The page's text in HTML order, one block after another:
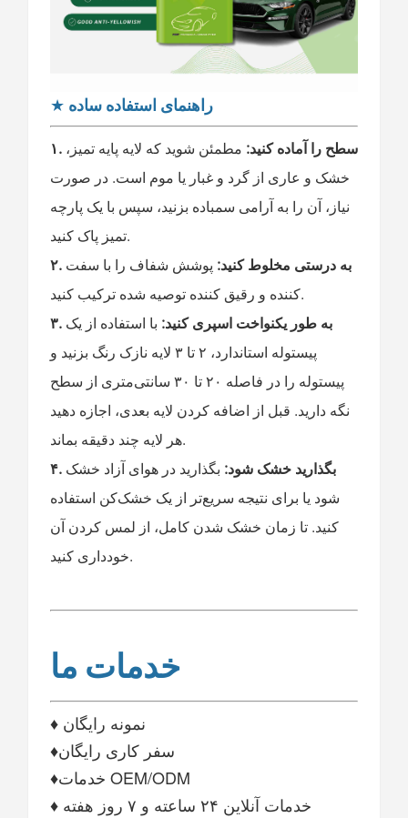
★ راهنمای استفاده ساده
۱. سطح را آماده کنید: مطمئن شوید که لایه پایه تمیز،
خشک و عاری از گرد و غبار یا موم است. در صورت
نیاز، آن را به آرامی سمباده بزنید، سپس با یک پارچه
تمیز پاک کنید.
۲. به درستی مخلوط کنید: پوشش شفاف را با سفت
کننده و رقیق کننده توصیه شده ترکیب کنید.
۳. به طور یکنواخت اسپری کنید: با استفاده از یک
پیستوله استاندارد، ۲ تا ۳ لایه نازک رنگ بزنید و
پیستوله را در فاصله ۲۰ تا ۳۰ سانتی‌متری از سطح
نگه دارید. قبل از اضافه کردن لایه بعدی، اجازه دهید
هر لایه چند دقیقه بماند.
۴. بگذارید خشک شود: بگذارید در هوای آزاد خشک
شود یا برای نتیجه سریع‌تر از یک خشک‌کن استفاده
کنید. تا زمان خشک شدن کامل، از لمس کردن آن
خودداری کنید.
خدمات ما
♦ نمونه رایگان
♦سفر کاری رایگان
♦خدمات OEM/ODM
♦ خدمات آنلاین ۲۴ ساعته و ۷ روز هفته